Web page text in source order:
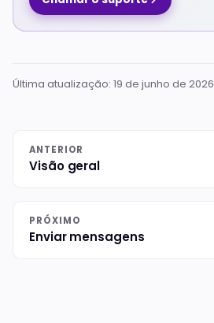
Última atualização: 19 de junho de 2026
ANTERIOR
Visão geral
PRÓXIMO
Enviar mensagens